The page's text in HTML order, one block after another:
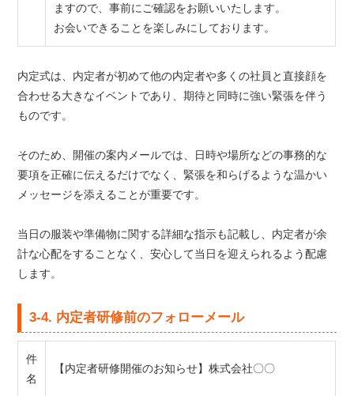
ますので、事前にご確認をお願いいたします。
お会いできることを楽しみにしております。
内定式は、内定者が初めて他の内定者や多くの社員と直接顔を
合わせる大きなイベントであり、期待と同時に強い緊張を伴う
ものです。
そのため、開催の案内メールでは、日時や場所などの事務的な
要項を正確に伝えるだけでなく、緊張を和らげるような温かい
メッセージを添えることが重要です。
当日の服装や準備物に関する詳細な指示も記載し、内定者が余
計な心配をすることなく、安心して当日を迎えられるよう配慮
します。
3-4. 内定者研修前のフォローメール
件
名
【内定者研修開催のお知らせ】株式会社〇〇